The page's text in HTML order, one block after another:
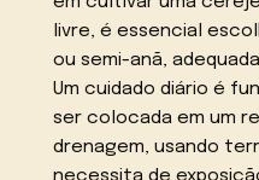
livre, é essencial
ou semi-anã,
Um cuidado diário é
ser colocada em um
drenagem, usando